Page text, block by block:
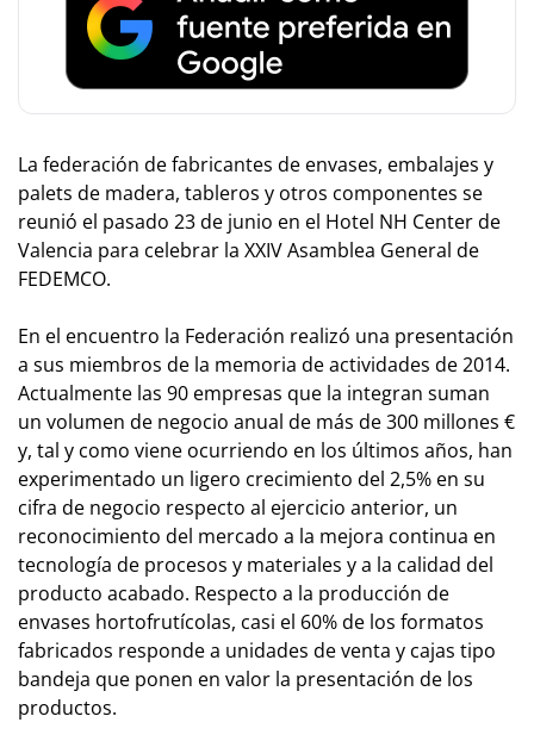
La federación de fabricantes de envases, embalajes y
palets de madera, tableros y otros componentes se
reunió el pasado 23 de junio en el Hotel NH Center de
Valencia para celebrar la XXIV Asamblea General de
FEDEMCO.
En el encuentro la Federación realizó una presentación
a sus miembros de la memoria de actividades de 2014.
Actualmente las 90 empresas que la integran suman
un volumen de negocio anual de más de 300 millones €
y, tal y como viene ocurriendo en los últimos años, han
experimentado un ligero crecimiento del 2,5% en su
cifra de negocio respecto al ejercicio anterior, un
reconocimiento del mercado a la mejora continua en
tecnología de procesos y materiales y a la calidad del
producto acabado. Respecto a la producción de
envases hortofrutícolas, casi el 60% de los formatos
fabricados responde a unidades de venta y cajas tipo
bandeja que ponen en valor la presentación de los
productos.